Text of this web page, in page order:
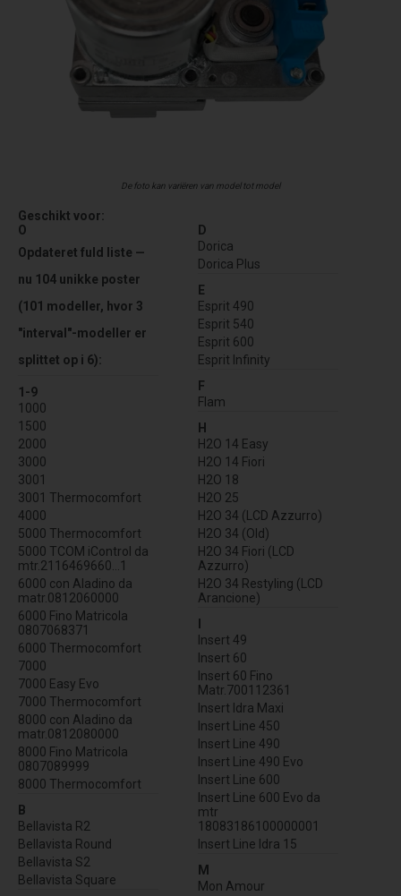
De foto kan variëren van model tot model
Geschikt voor:
O
Opdateret fuld liste —
nu 104 unikke poster
(101 modeller, hvor 3
"interval"-modeller er
splittet op i 6):
1-9
1000
1500
2000
3000
3001
3001 Thermocomfort
4000
5000 Thermocomfort
5000 TCOM iControl da
mtr.2116469660...1
6000 con Aladino da
matr.0812060000
6000 Fino Matricola
0807068371
6000 Thermocomfort
7000
7000 Easy Evo
7000 Thermocomfort
8000 con Aladino da
matr.0812080000
8000 Fino Matricola
0807089999
8000 Thermocomfort
B
Bellavista R2
Bellavista Round
Bellavista S2
Bellavista Square
D
Dorica
Dorica Plus
E
Esprit 490
Esprit 540
Esprit 600
Esprit Infinity
F
Flam
H
H2O 14 Easy
H2O 14 Fiori
H2O 18
H2O 25
H2O 34 (LCD Azzurro)
H2O 34 (Old)
H2O 34 Fiori (LCD
Azzurro)
H2O 34 Restyling (LCD
Arancione)
Insert 49
Insert 60
Insert 60 Fino
Matr.700112361
Insert Idra Maxi
Insert Line 450
Insert Line 490
Insert Line 490 Evo
Insert Line 600
Insert Line 600 Evo da
mtr
18083186100000001
Insert Line Idra 15
M
Mon Amour